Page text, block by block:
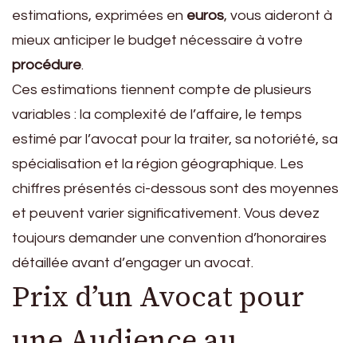
estimations, exprimées en euros, vous aideront à
mieux anticiper le budget nécessaire à votre
procédure.
Ces estimations tiennent compte de plusieurs
variables : la complexité de l’affaire, le temps
estimé par l’avocat pour la traiter, sa notoriété, sa
spécialisation et la région géographique. Les
chiffres présentés ci-dessous sont des moyennes
et peuvent varier significativement. Vous devez
toujours demander une convention d’honoraires
détaillée avant d’engager un avocat.
Prix d’un Avocat pour